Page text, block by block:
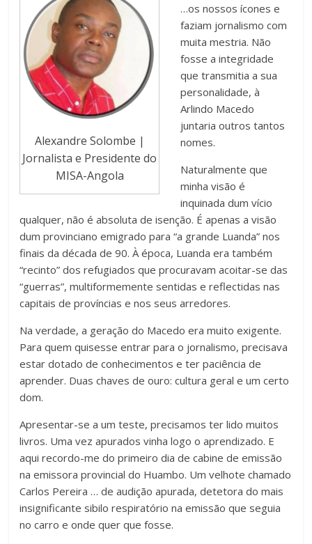
Alexandre Solombe |
Jornalista e Presidente do
MISA-Angola
…os nossos ícones e
faziam jornalismo com
muita mestria. Não
fosse a integridade
que transmitia a sua
personalidade, à
Arlindo Macedo
juntaria outros tantos
nomes.
Naturalmente que
minha visão é
inquinada dum vício
qualquer, não é absoluta de isenção. É apenas a visão
dum provinciano emigrado para “a grande Luanda” nos
finais da década de 90. À época, Luanda era também
“recinto” dos refugiados que procuravam acoitar-se das
“guerras”, multiformemente sentidas e reflectidas nas
capitais de províncias e nos seus arredores.
Na verdade, a geração do Macedo era muito exigente.
Para quem quisesse entrar para o jornalismo, precisava
estar dotado de conhecimentos e ter paciência de
aprender. Duas chaves de ouro: cultura geral e um certo
dom.
Apresentar-se a um teste, precisamos ter lido muitos
livros. Uma vez apurados vinha logo o aprendizado. E
aqui recordo-me do primeiro dia de cabine de emissão
na emissora provincial do Huambo. Um velhote chamado
Carlos Pereira … de audição apurada, detetora do mais
insignificante sibilo respiratório na emissão que seguia
no carro e onde quer que fosse.